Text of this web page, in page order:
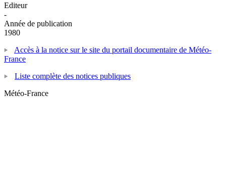
Editeur
-
Année de publication
1980
Accès à la notice sur le site du portail documentaire de Météo-
France
Liste complète des notices publiques
Météo-France